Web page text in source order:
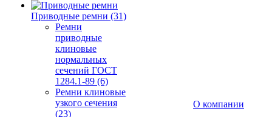
Приводные ремни (31)
Ремни
приводные
клиновые
нормальных
сечений ГОСТ
1284.1-89 (6)
Ремни клиновые
узкого сечения
(23)
О компании